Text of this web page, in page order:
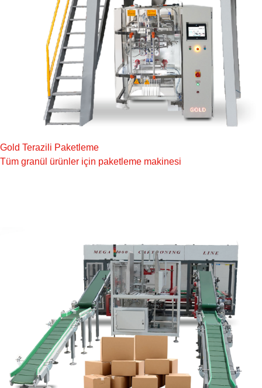
Gold Terazili Paketleme
Tüm granül ürünler için paketleme makinesi